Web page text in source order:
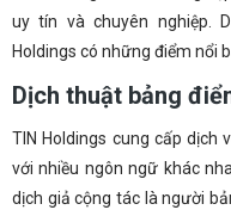
uy tín và chuyên nghiệp.
Holdings có những điểm nổi
Dịch thuật bảng
TIN Holdings cung cấp dịch
với nhiều ngôn ngữ khác
dịch giả cộng tác là người